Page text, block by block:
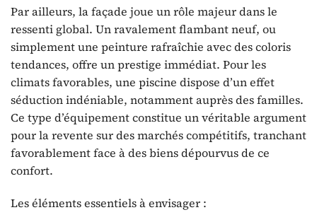
Par ailleurs, la façade joue un rôle majeur dans le
ressenti global. Un ravalement flambant neuf, ou
simplement une peinture rafraîchie avec des coloris
tendances, offre un prestige immédiat. Pour les
climats favorables, une piscine dispose d’un effet
séduction indéniable, notamment auprès des familles.
Ce type d’équipement constitue un véritable argument
pour la revente sur des marchés compétitifs, tranchant
favorablement face à des biens dépourvus de ce
confort.
Les éléments essentiels à envisager :